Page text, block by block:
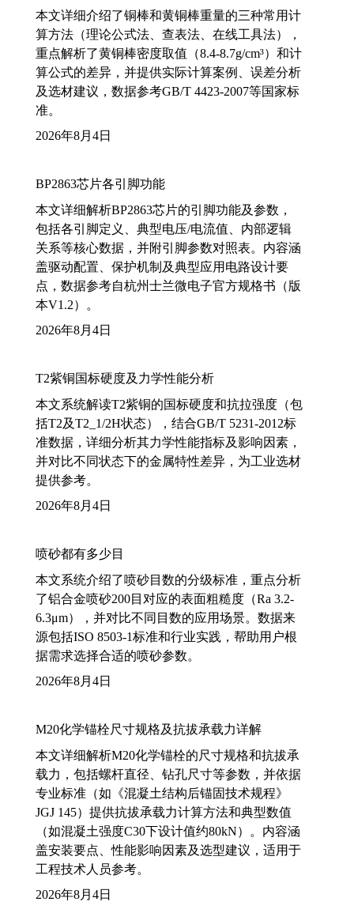
本文详细介绍了铜棒和黄铜棒重量的三种常用计
算方法（理论公式法、查表法、在线工具法），
重点解析了黄铜棒密度取值（8.4-8.7g/cm³）和计
算公式的差异，并提供实际计算案例、误差分析
及选材建议，数据参考GB/T 4423-2007等国家标
准。
2026年8月4日
BP2863芯片各引脚功能
本文详细解析BP2863芯片的引脚功能及参数，
包括各引脚定义、典型电压/电流值、内部逻辑
关系等核心数据，并附引脚参数对照表。内容涵
盖驱动配置、保护机制及典型应用电路设计要
点，数据参考自杭州士兰微电子官方规格书（版
本V1.2）。
2026年8月4日
T2紫铜国标硬度及力学性能分析
本文系统解读T2紫铜的国标硬度和抗拉强度（包
括T2及T2_1/2H状态），结合GB/T 5231-2012标
准数据，详细分析其力学性能指标及影响因素，
并对比不同状态下的金属特性差异，为工业选材
提供参考。
2026年8月4日
喷砂都有多少目
本文系统介绍了喷砂目数的分级标准，重点分析
了铝合金喷砂200目对应的表面粗糙度（Ra 3.2-
6.3μm），并对比不同目数的应用场景。数据来
源包括ISO 8503-1标准和行业实践，帮助用户根
据需求选择合适的喷砂参数。
2026年8月4日
M20化学锚栓尺寸规格及抗拔承载力详解
本文详细解析M20化学锚栓的尺寸规格和抗拔承
载力，包括螺杆直径、钻孔尺寸等参数，并依据
专业标准（如《混凝土结构后锚固技术规程》
JGJ 145）提供抗拔承载力计算方法和典型数值
（如混凝土强度C30下设计值约80kN）。内容涵
盖安装要点、性能影响因素及选型建议，适用于
工程技术人员参考。
2026年8月4日